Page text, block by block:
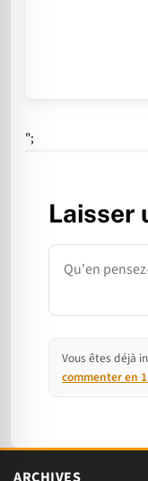
";
Laisser
Commentaire
Vous êtes déjà
commenter en